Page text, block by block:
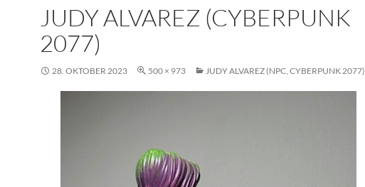
JUDY ALVAREZ (CYBERPUNK
2077)
28. OKTOBER 2023 500 × 973 JUDY ALVAREZ (NPC, CYBERPUNK 2077)